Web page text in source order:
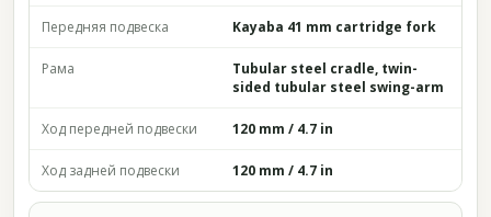
Передняя подвеска Kayaba 41 mm cartridge fork
Рама
Tubular steel cradle, twin-
sided tubular steel swing-arm
Ход передней подвески 120 mm / 4.7 in
Ход задней подвески 120 mm / 4.7 in